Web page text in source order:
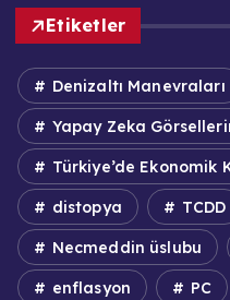
Etiketler
Denizaltı Manevraları
Yapay Zeka
Türkiye’de Ekonomik
distopya TCDD
Necmeddin üslubu
enflasyon PC